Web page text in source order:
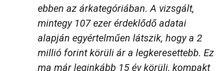
ebben az árkategóriában. A vizsgált,
mintegy 107 ezer érdeklődő adatai
alapján egyértelműen látszik, hogy a 2
millió forint körüli ár a legkeresettebb. Ez
ma már leginkább 15 év körüli, kompakt